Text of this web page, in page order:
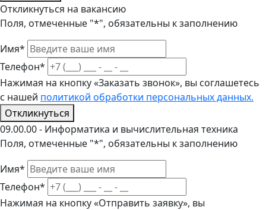
Откликнуться на вакансию
Поля, отмеченные "*", обязательны к заполнению
Имя*
Телефон*
Нажимая на кнопку «Заказать звонок», вы соглашетесь
с нашей политикой обработки персональных данных.
Откликнуться
09.00.00 - Информатика и вычислительная техника
Поля, отмеченные "*", обязательны к заполнению
Имя*
Телефон*
Нажимая на кнопку «Отправить заявку», вы